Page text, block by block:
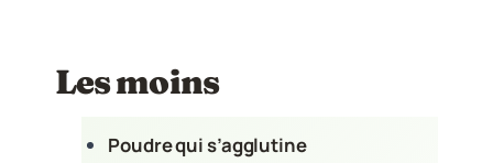
Les moins
Poudre qui s’agglutine